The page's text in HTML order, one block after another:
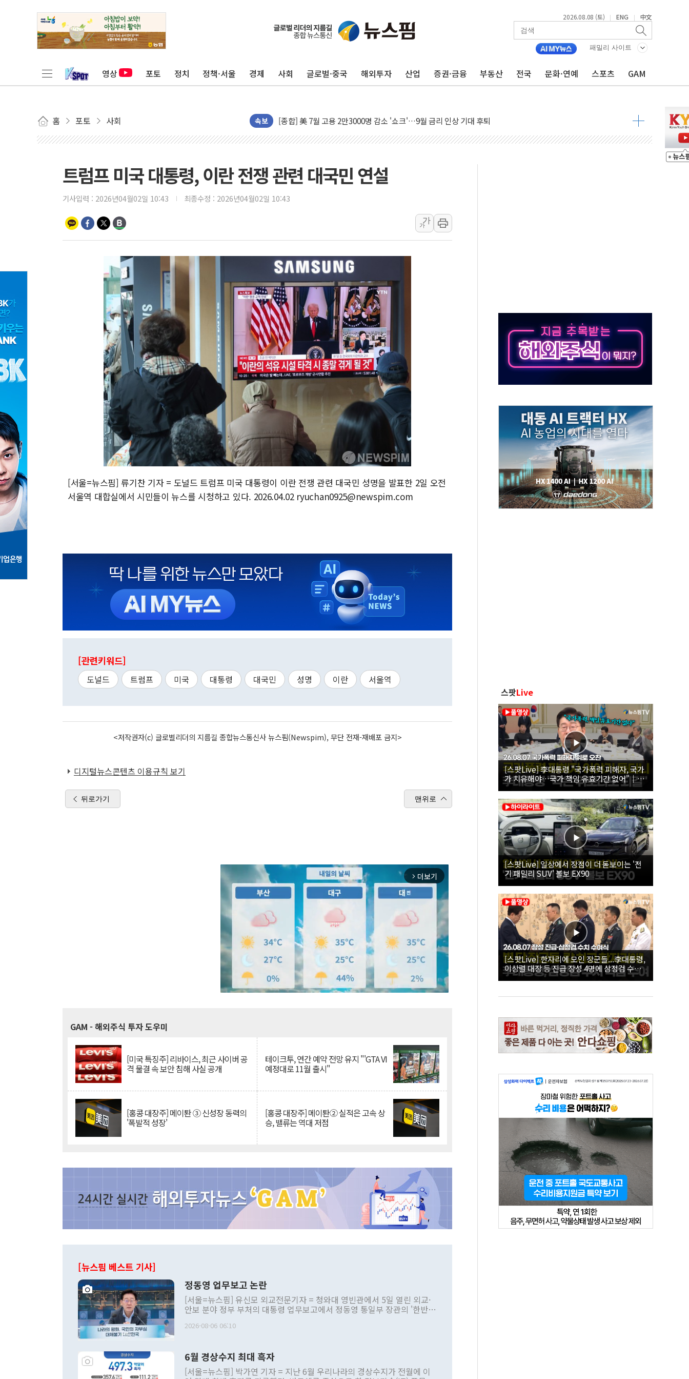
2026.08.08 (토) | ENG | 中文
패밀리 사이트
영상 포토 정치 정책·서울 경제 사회 글로벌·중국 해외투자 산업 증권·금융 부동산 전국 문화·연예 스포츠 GAM
홈 포토 사회 속보
유럽증시, 美 고용 예상 밖 부진에 연준 금리 인상 가능성 낮아지며 상승… STOXX 600 지수는 나흘 연속 최고치
미 연준 매파 기세 꺾이나…고용 감소에 9월 동결 전망 우세
트럼프, 백신·자폐증 행정명령 검토…"이르면 다음 주"
美 항소법원, 백악관 무도회장 공사 중단 명령…트럼프 제동
이란 핵심 원유 수출항 '하르그섬', 최근 1주일 이상 '올스톱'… 美 해상봉쇄 영향
美 고용 쇼크에 엔화 장중 급등…시장은 "또 개입했나" 촉각
[AI MY 뉴스] 뉴욕 반도체주 프리뷰...美 고용 쇼크에 반도체주 '활짝'
뉴욕증시 프리뷰, 美 고용 쇼크에 금리 인상 우려 후퇴…나스닥 선물 1%대 상승
[종합] 美 7월 고용 2만3000명 감소 '쇼크'…9월 금리 인상 기대 후퇴
[사진] 이슬람 수니파 3개국, 공동방위협정 체결
뉴욕증시 개장 전 특징주...아틀라시안·클라우드플레어·태양광주↑ VS 트레이드데스크·웬디스↓
보훈부, 미 DPAA와 MOU… "6·25 미군 실종자 7359명 끝까지 찾겠다"
트럼프 "금리 내려야"…파월 때와 달리 워시엔 톤 낮춰
특정 정치인 측근 포항시 정책특보 내정설...포항시 '시끌'
李 "해남 태양광, 대한민국 다음 100년 밑거름…수도권 집중 완화 전환점"
李 대통령, '6시간 마라톤 부동산 2차 회의' 주재… "전폭적 공급 확대·속도전 총력"
트럼프, 中 겨냥 폴리실리콘 관세 15% 부과…美 태양광주 급등
[사진] 빈살만과 에르도안의 만남
이란와이어 "이란 최고지도자 위독…곧 사망해도 놀랍지 않아"
트럼프 미국 대통령, 이란 전쟁 관련 대국민 연설
기사입력 : 2026년04월02일 10:43 최종수정 : 2026년04월02일 10:43
가
가
[서울=뉴스핌] 류기찬 기자 = 도널드 트럼프 미국 대통령이 이란 전쟁 관련 대국민 성명을 발표한 2일 오전
서울역 대합실에서 시민들이 뉴스를 시청하고 있다. 2026.04.02 ryuchan0925@newspim.com
[관련키워드]
도널드 트럼프 미국 대통령 대국민 성명 이란 서울역
<저작권자(c) 글로벌리더의 지름길 종합뉴스통신사 뉴스핌(Newspim), 무단 전재-재배포 금지>
디지털뉴스콘텐츠 이용규칙 보기
뒤로가기 맨위로
arrow_forward_ios 더보기
GAM - 해외주식 투자 도우미
[미국 특징주] 리바이스, 최근 사이버 공
격 물결 속 보안 침해 사실 공개
테이크투, 연간 예약 전망 유지 "'GTA VI
예정대로 11월 출시"
[홍콩 대장주] 메이퇀 ③ 신성장 동력의
'폭발적 성장'
[홍콩 대장주] 메이퇀② 실적은 고속 상
승, 밸류는 역대 저점
[뉴스핌 베스트 기사]
정동영 업무보고 논란
[서울=뉴스핌] 유신모 외교전문기자 = 청와대 영빈관에서 5일 열린 외교·
안보 분야 정부 부처의 대통령 업무보고에서 정동영 통일부 장관의 '한반도
발언 중에는 정부 내 조율을 거치지 않은 사안을 정책으로 추진하겠다고 공
주의적 희망에 근거한 비현실적 구상'이라는 비판을 내놨다. 그동안 정 장
관의 대북 정책 관련 발언이 물의를 빚은 적은 여러 번 있지만 대통령과 유
2026-08-06 06:10
6월 경상수지 최대 흑자
[서울=뉴스핌] 박가연 기자 = 지난 6월 우리나라의 경상수지가 전월에 이
스팟Live
[스팟Live] 李대통령 "국가폭력 피해자, 국가
가 치유해야…국가 책임 유효기간 없어"｜
26.08.07 국가폭력 피해자 위로 오찬
[스팟Live] 일상에서 장점이 더 돋보이는 '전
기 패밀리 SUV' 볼보 EX90
[스팟Live] 한자리에 모인 장군들...李대통령,
이상렬 대장 등 진급 장성 4명에 삼정검 수치
직접 수여｜26.08.07 장성 진급·삼정검 수치